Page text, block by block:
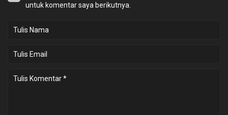
untuk komentar saya berikutnya.